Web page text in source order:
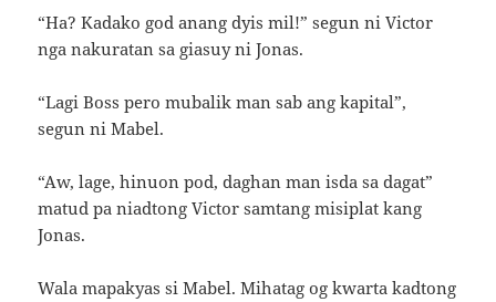
“Ha? Kadako god anang dyis mil!” segun ni Victor
nga nakuratan sa giasuy ni Jonas.
“Lagi Boss pero mubalik man sab ang kapital”,
segun ni Mabel.
“Aw, lage, hinuon pod, daghan man isda sa dagat”
matud pa niadtong Victor samtang misiplat kang
Jonas.
Wala mapakyas si Mabel. Mihatag og kwarta kadtong